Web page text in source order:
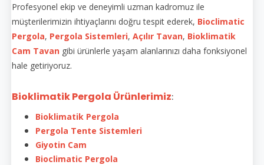
Profesyonel ekip ve deneyimli uzman kadromuz ile
müşterilerimizin ihtiyaçlarını doğru tespit ederek, Bioclimatic
Pergola, Pergola Sistemleri, Açılır Tavan, Bioklimatik
Cam Tavan gibi ürünlerle yaşam alanlarınızı daha fonksiyonel
hale getiriyoruz.
Bioklimatik Pergola Ürünlerimiz:
Bioklimatik Pergola
Pergola Tente Sistemleri
Giyotin Cam
Bioclimatic Pergola